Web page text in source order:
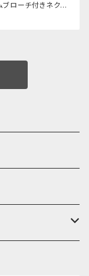
ブローチ付きネクタ